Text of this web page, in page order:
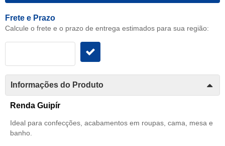
Frete e Prazo
Calcule o frete e o prazo de entrega estimados para sua região:
Informações do Produto
Renda Guipír
Ideal para confecções, acabamentos em roupas, cama, mesa e
banho.